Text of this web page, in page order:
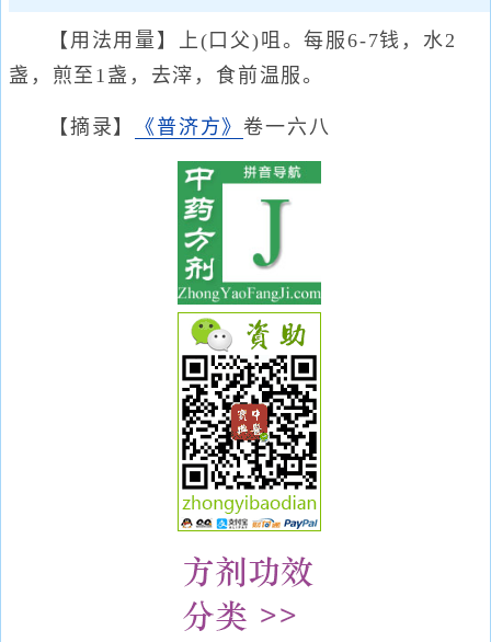
【用法用量】上(口父)咀。每服6-7钱，水2
盏，煎至1盏，去滓，食前温服。
【摘录】 《普济方》卷一六八